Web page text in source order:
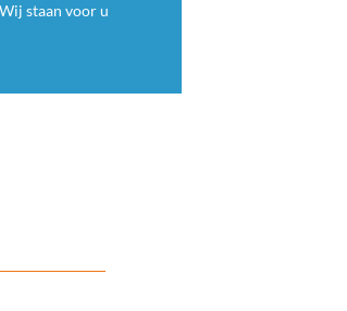
staan voor u